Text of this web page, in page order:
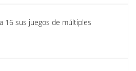
16 sus juegos de múltiples